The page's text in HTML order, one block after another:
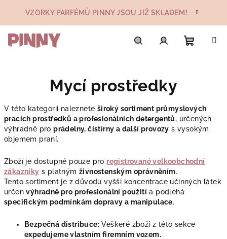
obsah
VZORKY PARFÉMŮ PINNY JSOU JIŽ SKLADEM!
Mycí prostředky
V této kategorii naleznete široký sortiment průmyslových
pracích prostředků a profesionálních detergentů, určených
výhradně proprádelny, čistírny a další provozy s vysokým
objemem praní.
Zboží je dostupné pouze pro registrované velkoobchodní
zákazníky s platnýmživnostenským oprávněním.
Tento sortiment je z důvodu vyšší koncentrace účinných látek
určenvýhradně pro profesionální použití a podléhá
specifickým podmínkám dopravy a manipulace.
Bezpečná distribuce: Veškeré zboží z této sekce
expedujeme vlastním firemním vozem.